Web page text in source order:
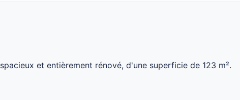
et entièrement rénové, d'une superficie de 123 m².